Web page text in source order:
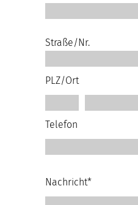
Straße/Nr.
PLZ/Ort
Telefon
Nachricht*